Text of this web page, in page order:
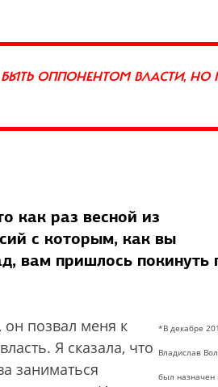
ОППОНЕНТОМ ВЛАСТИ, НО
как раз весной из
с которым, как вы
вам пришлось покинуть
*В декабре
Владислав
был
позвал меня к
Я сказала, что
заниматься